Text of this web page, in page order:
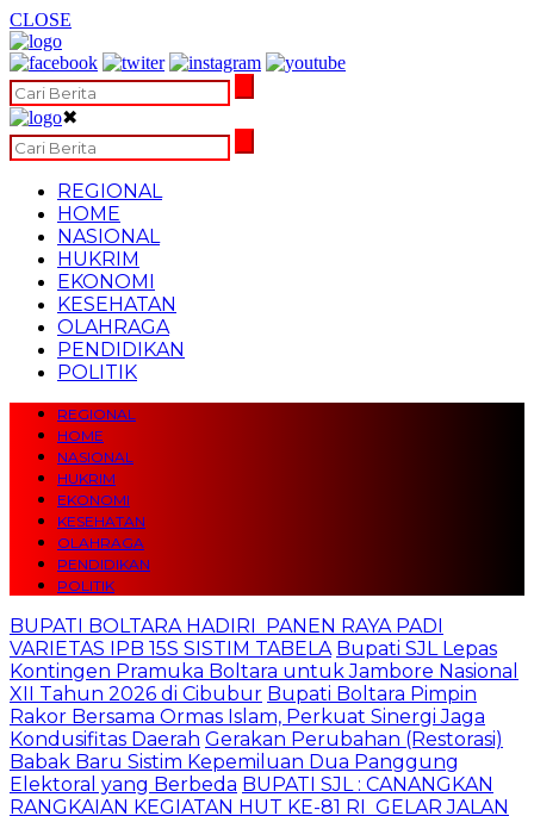
CLOSE
✖
REGIONAL
HOME
NASIONAL
HUKRIM
EKONOMI
KESEHATAN
OLAHRAGA
PENDIDIKAN
POLITIK
REGIONAL
HOME
NASIONAL
HUKRIM
EKONOMI
KESEHATAN
OLAHRAGA
PENDIDIKAN
POLITIK
BUPATI BOLTARA HADIRI PANEN RAYA PADI
VARIETAS IPB 15S SISTIM TABELA Bupati SJL Lepas
Kontingen Pramuka Boltara untuk Jambore Nasional
XII Tahun 2026 di Cibubur Bupati Boltara Pimpin
Rakor Bersama Ormas Islam, Perkuat Sinergi Jaga
Kondusifitas Daerah Gerakan Perubahan (Restorasi)
Babak Baru Sistim Kepemiluan Dua Panggung
Elektoral yang Berbeda BUPATI SJL : CANANGKAN
RANGKAIAN KEGIATAN HUT KE-81 RI GELAR JALAN